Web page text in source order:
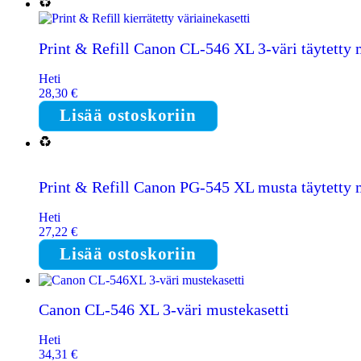
Print & Refill Canon CL-546 XL 3-väri täytetty
Heti
28,30 €
Lisää ostoskoriin
Print & Refill Canon PG-545 XL musta täytetty
Heti
27,22 €
Lisää ostoskoriin
Canon CL-546 XL 3-väri mustekasetti
Heti
34,31 €